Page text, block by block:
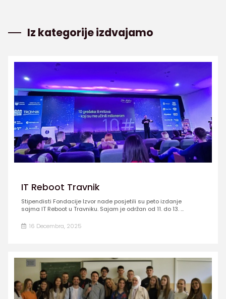
Iz kategorije izdvajamo
IT Reboot Travnik
Stipendisti Fondacije Izvor nade posjetili su peto izdanje
sajma IT Reboot u Travniku. Sajam je održan od 11. do 13. ...
16 Decembra, 2025